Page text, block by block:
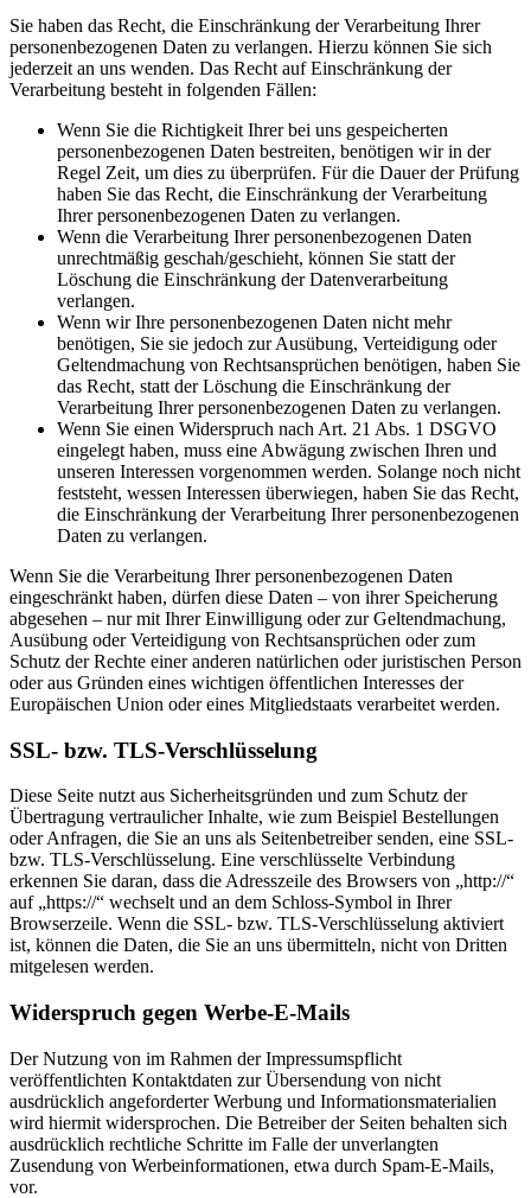
Sie haben das Recht, die Einschränkung der Verarbeitung Ihrer
personenbezogenen Daten zu verlangen. Hierzu können Sie sich
jederzeit an uns wenden. Das Recht auf Einschränkung der
Verarbeitung besteht in folgenden Fällen:
Wenn Sie die Richtigkeit Ihrer bei uns gespeicherten
personenbezogenen Daten bestreiten, benötigen wir in der
Regel Zeit, um dies zu überprüfen. Für die Dauer der Prüfung
haben Sie das Recht, die Einschränkung der Verarbeitung
Ihrer personenbezogenen Daten zu verlangen.
Wenn die Verarbeitung Ihrer personenbezogenen Daten
unrechtmäßig geschah/geschieht, können Sie statt der
Löschung die Einschränkung der Datenverarbeitung
verlangen.
Wenn wir Ihre personenbezogenen Daten nicht mehr
benötigen, Sie sie jedoch zur Ausübung, Verteidigung oder
Geltendmachung von Rechtsansprüchen benötigen, haben Sie
das Recht, statt der Löschung die Einschränkung der
Verarbeitung Ihrer personenbezogenen Daten zu verlangen.
Wenn Sie einen Widerspruch nach Art. 21 Abs. 1 DSGVO
eingelegt haben, muss eine Abwägung zwischen Ihren und
unseren Interessen vorgenommen werden. Solange noch nicht
feststeht, wessen Interessen überwiegen, haben Sie das Recht,
die Einschränkung der Verarbeitung Ihrer personenbezogenen
Daten zu verlangen.
Wenn Sie die Verarbeitung Ihrer personenbezogenen Daten
eingeschränkt haben, dürfen diese Daten – von ihrer Speicherung
abgesehen – nur mit Ihrer Einwilligung oder zur Geltendmachung,
Ausübung oder Verteidigung von Rechtsansprüchen oder zum
Schutz der Rechte einer anderen natürlichen oder juristischen Person
oder aus Gründen eines wichtigen öffentlichen Interesses der
Europäischen Union oder eines Mitgliedstaats verarbeitet werden.
SSL- bzw. TLS-Verschlüsselung
Diese Seite nutzt aus Sicherheitsgründen und zum Schutz der
Übertragung vertraulicher Inhalte, wie zum Beispiel Bestellungen
oder Anfragen, die Sie an uns als Seitenbetreiber senden, eine SSL-
bzw. TLS-Verschlüsselung. Eine verschlüsselte Verbindung
erkennen Sie daran, dass die Adresszeile des Browsers von „http://“
auf „https://“ wechselt und an dem Schloss-Symbol in Ihrer
Browserzeile. Wenn die SSL- bzw. TLS-Verschlüsselung aktiviert
ist, können die Daten, die Sie an uns übermitteln, nicht von Dritten
mitgelesen werden.
Widerspruch gegen Werbe-E-Mails
Der Nutzung von im Rahmen der Impressumspflicht
veröffentlichten Kontaktdaten zur Übersendung von nicht
ausdrücklich angeforderter Werbung und Informationsmaterialien
wird hiermit widersprochen. Die Betreiber der Seiten behalten sich
ausdrücklich rechtliche Schritte im Falle der unverlangten
Zusendung von Werbeinformationen, etwa durch Spam-E-Mails,
vor.